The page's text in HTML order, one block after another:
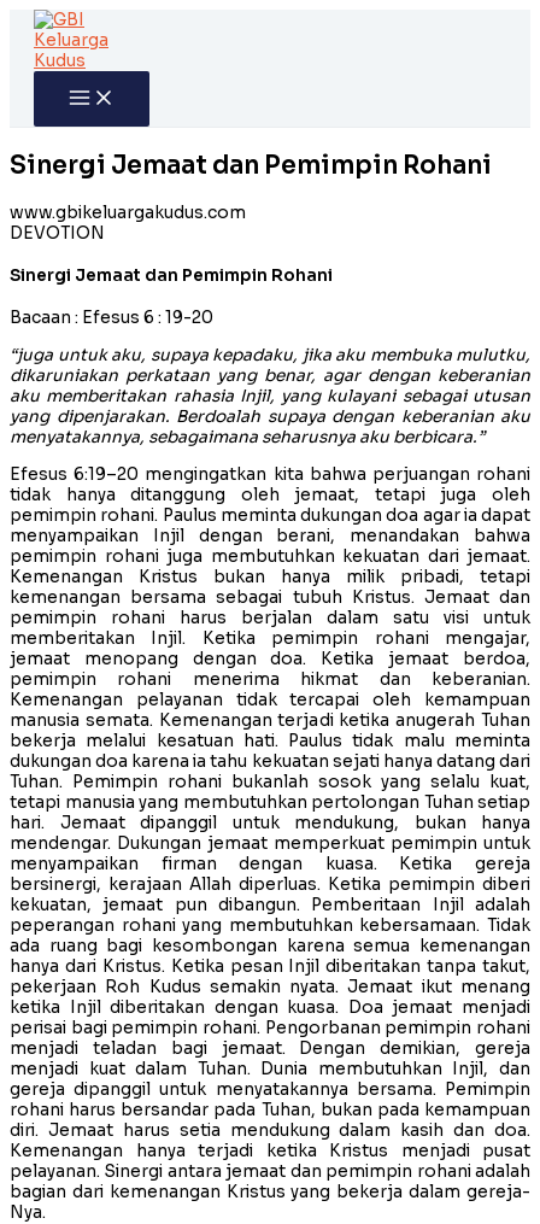
Skip
content
Sinergi Jemaat dan Pemimpin Rohani
www.gbikeluargakudus.com
DEVOTION
Sinergi Jemaat dan Pemimpin Rohani
Bacaan : Efesus 6 : 19-20
“juga untuk aku, supaya kepadaku, jika aku membuka mulutku,
dikaruniakan perkataan yang benar, agar dengan keberanian
aku memberitakan rahasia Injil, yang kulayani sebagai utusan
yang dipenjarakan. Berdoalah supaya dengan keberanian aku
menyatakannya, sebagaimana seharusnya aku berbicara.”
Efesus 6:19–20 mengingatkan kita bahwa perjuangan rohani
tidak hanya ditanggung oleh jemaat, tetapi juga oleh
pemimpin rohani. Paulus meminta dukungan doa agar ia dapat
menyampaikan Injil dengan berani, menandakan bahwa
pemimpin rohani juga membutuhkan kekuatan dari jemaat.
Kemenangan Kristus bukan hanya milik pribadi, tetapi
kemenangan bersama sebagai tubuh Kristus. Jemaat dan
pemimpin rohani harus berjalan dalam satu visi untuk
memberitakan Injil. Ketika pemimpin rohani mengajar,
jemaat menopang dengan doa. Ketika jemaat berdoa,
pemimpin rohani menerima hikmat dan keberanian.
Kemenangan pelayanan tidak tercapai oleh kemampuan
manusia semata. Kemenangan terjadi ketika anugerah Tuhan
bekerja melalui kesatuan hati. Paulus tidak malu meminta
dukungan doa karena ia tahu kekuatan sejati hanya datang dari
Tuhan. Pemimpin rohani bukanlah sosok yang selalu kuat,
tetapi manusia yang membutuhkan pertolongan Tuhan setiap
hari. Jemaat dipanggil untuk mendukung, bukan hanya
mendengar. Dukungan jemaat memperkuat pemimpin untuk
menyampaikan firman dengan kuasa. Ketika gereja
bersinergi, kerajaan Allah diperluas. Ketika pemimpin diberi
kekuatan, jemaat pun dibangun. Pemberitaan Injil adalah
peperangan rohani yang membutuhkan kebersamaan. Tidak
ada ruang bagi kesombongan karena semua kemenangan
hanya dari Kristus. Ketika pesan Injil diberitakan tanpa takut,
pekerjaan Roh Kudus semakin nyata. Jemaat ikut menang
ketika Injil diberitakan dengan kuasa. Doa jemaat menjadi
perisai bagi pemimpin rohani. Pengorbanan pemimpin rohani
menjadi teladan bagi jemaat. Dengan demikian, gereja
menjadi kuat dalam Tuhan. Dunia membutuhkan Injil, dan
gereja dipanggil untuk menyatakannya bersama. Pemimpin
rohani harus bersandar pada Tuhan, bukan pada kemampuan
diri. Jemaat harus setia mendukung dalam kasih dan doa.
Kemenangan hanya terjadi ketika Kristus menjadi pusat
pelayanan. Sinergi antara jemaat dan pemimpin rohani adalah
bagian dari kemenangan Kristus yang bekerja dalam gereja-
Nya.